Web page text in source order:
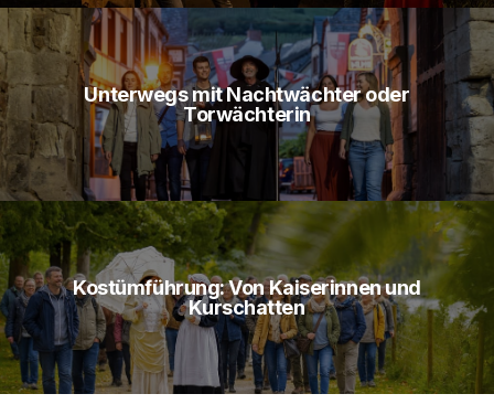
Unterwegs mit Nachtwächter oder
Torwächterin
Kostümführung: Von Kaiserinnen und
Kurschatten